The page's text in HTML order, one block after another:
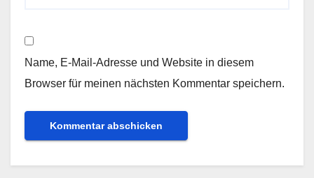
Name, E-Mail-Adresse und Website in diesem
Browser für meinen nächsten Kommentar speichern.